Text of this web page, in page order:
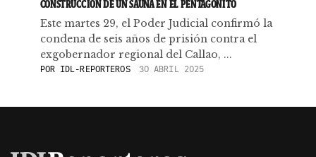
CONSTRUCCIÓN DE UN SAUNA EN EL PENTAGONITO
Este martes 29, el Poder Judicial confirmó la
condena de seis años de prisión contra el
exgobernador regional del Callao, ...
POR IDL-REPORTEROS 30 ABRIL 2025